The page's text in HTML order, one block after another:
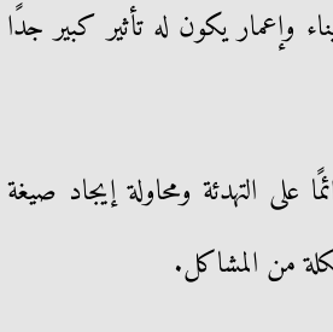
وإعمار يكون له تأثير كبير جدًا
على التهدئة ومحاولة إيجاد صيغة
من المشاكل.